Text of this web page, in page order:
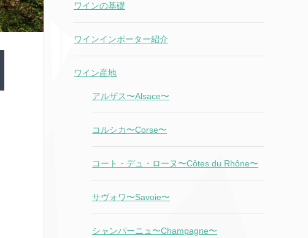
ワインの基礎
ワインインポーター紹介
ワイン産地
アルザス〜Alsace〜
コルシカ〜Corse〜
コート・デュ・ローヌ〜Côtes du Rhône〜
サヴォワ〜Savoie〜
シャンパーニュ〜Champagne〜